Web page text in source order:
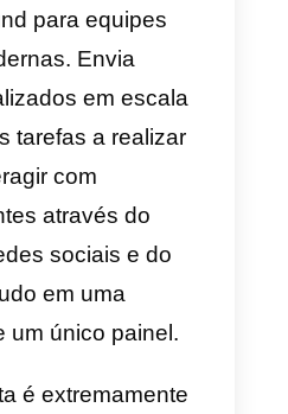
necessário ter
dos seus
de comunicação
centralizar as
ferramentas de
publicidade e